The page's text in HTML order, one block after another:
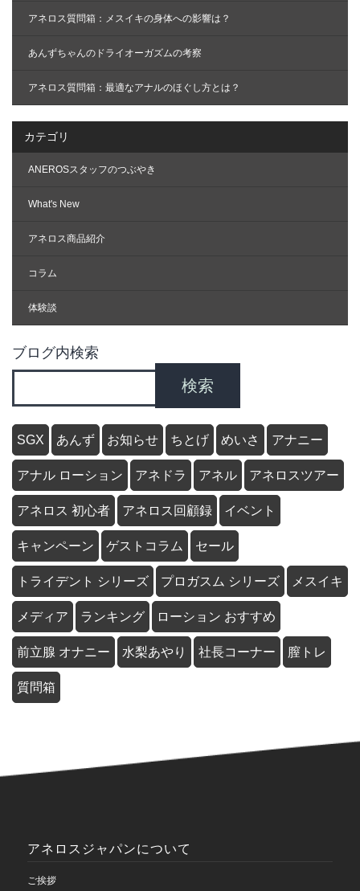
アネロス質問箱：メスイキの身体への影響は？
あんずちゃんのドライオーガズムの考察
アネロス質問箱：最適なアナルのほぐし方とは？
カテゴリ
ANEROSスタッフのつぶやき
What's New
アネロス商品紹介
コラム
体験談
ブログ内検索
検索
SGX あんず お知らせ ちとげ めいさ アナニー
アナル ローション アネドラ アネル アネロスツアー
アネロス 初心者 アネロス回顧録 イベント
キャンペーン ゲストコラム セール
トライデント シリーズ プロガスム シリーズ メスイキ
メディア ランキング ローション おすすめ
前立腺 オナニー 水梨あやり 社長コーナー 膣トレ
質問箱
アネロスジャパンについて
ご挨拶